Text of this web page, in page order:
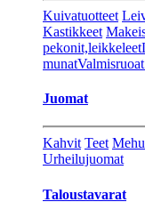
Kuivatuotteet
Kastikkeet
pekonit,leikkeleet
munatValmisruoat
Juomat
Kahvit Teet
Urheilujuomat
Taloustavarat